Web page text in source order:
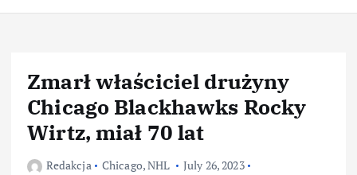
Zmarł właściciel drużyny
Chicago Blackhawks Rocky
Wirtz, miał 70 lat
Redakcja Chicago,NHL
July 26, 2023